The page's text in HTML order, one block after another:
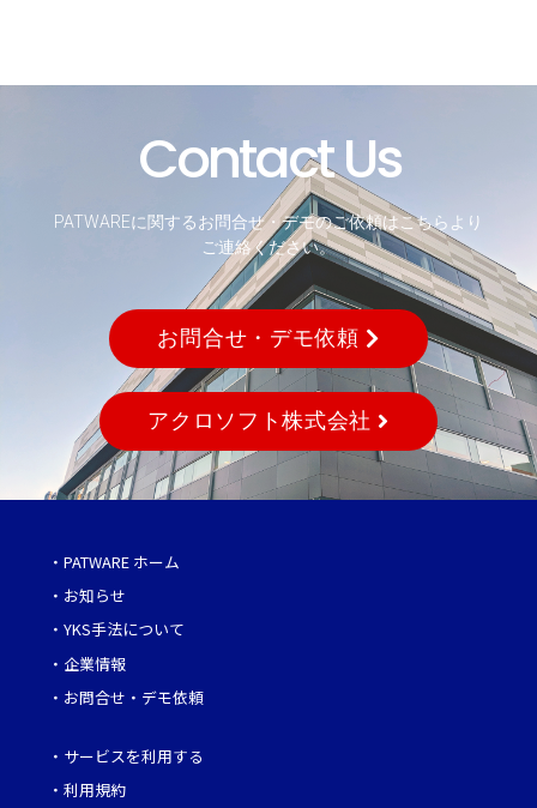
Contact Us
PATWAREに関するお問合せ・デモのご依頼はこちらより
ご連絡ください。
お問合せ・デモ依頼
アクロソフト株式会社
・ PATWARE ホーム
・ お知らせ
・ YKS手法について
・ 企業情報
・ お問合せ・デモ依頼
・ サービスを利用する
・ 利用規約